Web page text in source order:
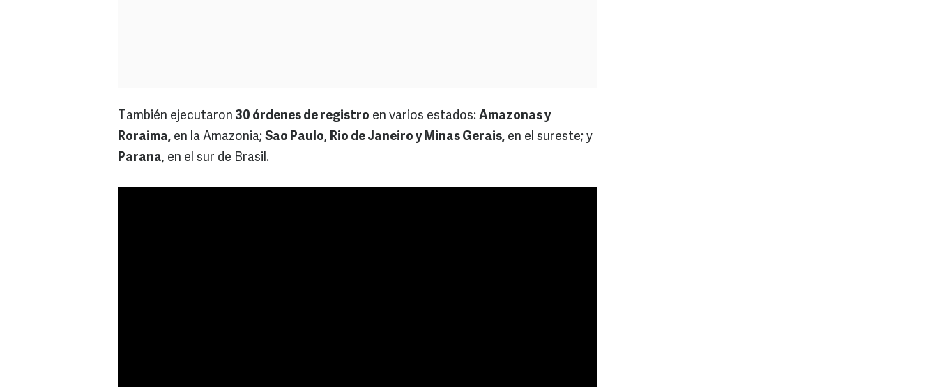
También ejecutaron 30 órdenes de registro en varios estados: Amazonas y
Roraima, en la Amazonia; Sao Paulo, Rio de Janeiro y Minas Gerais, en el sureste; y
Parana, en el sur de Brasil.